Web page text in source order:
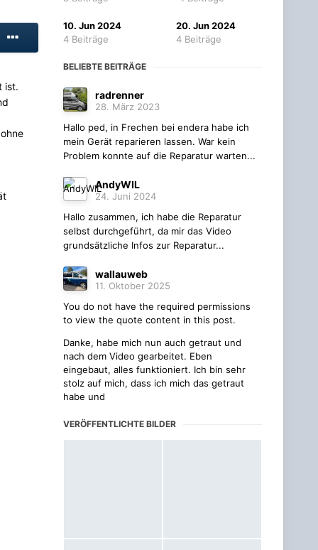
ist.
10. Jun 2024
4 Beiträge
20. Jun 2024
4 Beiträge
BELIEBTE BEITRÄGE
radrenner
28. März 2023
Hallo ped, in Frechen bei endera habe ich
mein Gerät reparieren lassen. War kein
Problem konnte auf die Reparatur warten...
AndyWIL
24. Juni 2024
Hallo zusammen, ich habe die Reparatur
selbst durchgeführt, da mir das Video
grundsätzliche Infos zur Reparatur...
wallauweb
11. Oktober 2025
You do not have the required permissions
to view the quote content in this post.
Danke, habe mich nun auch getraut und
nach dem Video gearbeitet. Eben
eingebaut, alles funktioniert. Ich bin sehr
stolz auf mich, dass ich mich das getraut
habe und
VERÖFFENTLICHTE BILDER